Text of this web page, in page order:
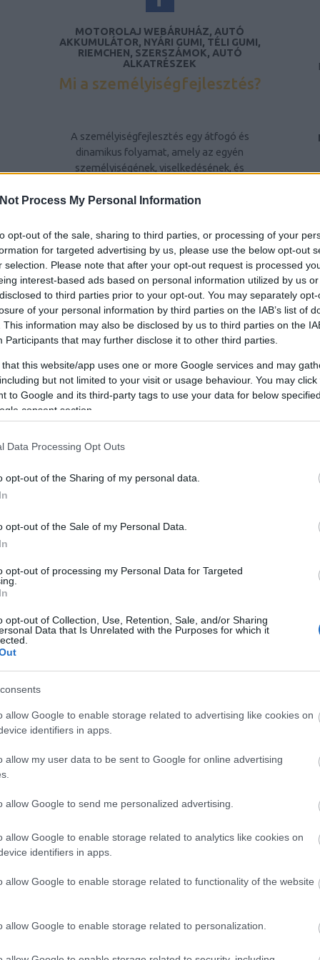
Process My Personal Information
opt-out of the sale, sharing to third parties, or processing of your
for targeted advertising by us, please use the below opt-out
selection. Please note that after your opt-out request is processed
interest-based ads based on personal information utilized by us
to third parties prior to your opt-out. You may separately
of your personal information by third parties on the IAB’s list of
This information may also be disclosed by us to third parties on the
Participants that may further disclose it to other third parties.
that this website/app uses one or more Google services and may
but not limited to your visit or usage behaviour. You may
to Google and its third-party tags to use your data for below
consent section.
Data Processing Opt Outs
opt-out of the Sharing of my personal data.
opt-out of the Sale of my Personal Data.
opt-out of processing my Personal Data for Targeted
opt-out of Collection, Use, Retention, Sale, and/or Sharing
Data that Is Unrelated with the Purposes for which it
allow Google to enable storage related to advertising like cookies on
identifiers in apps.
allow my user data to be sent to Google for online advertising
allow Google to send me personalized advertising.
allow Google to enable storage related to analytics like cookies on
identifiers in apps.
allow Google to enable storage related to functionality of the website
allow Google to enable storage related to personalization.
MOTOROLAJ WEBÁRUHÁZ, AUTÓ
AKKUMULÁTOR, NYÁRI GUMI, TÉLI GUMI,
RIEMCHEN, SZERSZÁMOK, AUTÓ
ALKATRÉSZEK
Mi a személyiségfejlesztés?
A személyiségfejlesztés egy átfogó és
dinamikus folyamat, amely az egyén
személyiségének, viselkedésének, és
irányul. Ez a folyamat nem csupán az egyén
hanem a környezetével való interakciójának
javítását is. A személyiségfejlesztés célja,
hogy az egyén képessé váljon arra, hogy
pozitív módon befolyásolja saját életét, és
hatékonyabban kezelje a mindennapi
kihívásokat és konfliktusokat.
A személyiségfejlesztés fontossága
A személyiségfejlesztés alapvető
jelentőséggel bír az egyén életében, mivel
közvetlen hatással van az önbizalomra, a
kapcsolatokra, a karrierre és az általános
életminőségre. Egy jól kiegyensúlyozott
személyiség segít abban, hogy az egyén képes
legyen adaptálni a változó körülményekhez,
pozitívan kommunikáljon másokkal, és
hatékonyan kezelje a stresszt.
mivel az egyén felismeri és kiaknázza saját
készségek fejlesztése elősegíti az egyértelmű
készségek fejlesztése javítja az
interperszonális kapcsolatokat, segítve az
kapcsolatokat alakítson ki.
során elsajátított technikák, mint például a
készségek, segítenek az egyénnek a stressz
hatékony kezelésében.
5. Pozitív életszemlélet: A pozitív
hozzáállást, ami javítja az általános